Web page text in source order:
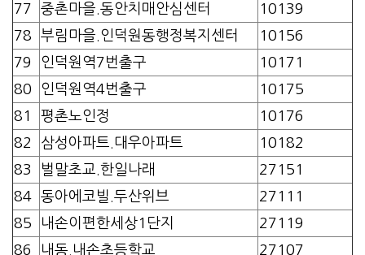
77
중촌마을.동안치매안심센터
10139
78
부림마을.인덕원동행정복지센터
10156
79
인덕원역7번출구
10171
80
인덕원역4번출구
10175
81
평촌노인정
10176
82
삼성아파트.대우아파트
10182
83
벌말초교.한일나래
27151
84
동아에코빌.두산위브
27111
85
내손이편한세상1단지
27119
86
내동.내손초등학교
27107